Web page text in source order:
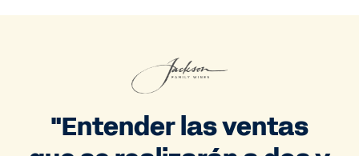
"Entender las ventas